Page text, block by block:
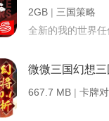
2GB | 三国策略
全新的我的世界任
微微三国幻想
667.7 MB | 卡牌